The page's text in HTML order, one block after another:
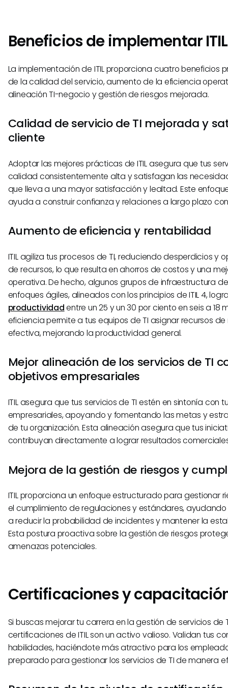
Beneficios de implementar ITIL
La implementación de ITIL proporciona cuatro beneficios
de la calidad del servicio, aumento de la eficiencia
alineación TI-negocio y gestión de riesgos mejorada.
Calidad de servicio de TI mejorada y
cliente
Adoptar las mejores prácticas de ITIL asegura que tus
calidad consistentemente alta y satisfagan las
que lleva a una mayor satisfacción y lealtad. Este
ayuda a construir confianza y relaciones a largo plazo
Aumento de eficiencia y rentabilidad
ITIL agiliza tus procesos de TI, reduciendo desperdicios y
de recursos, lo que resulta en ahorros de costos y una
operativa. De hecho, algunos grupos de infraestructura
enfoques ágiles, alineados con los principios de ITIL 4,
productividadentre un 25 y un 30 por ciento en seis a 18
eficiencia permite a tus equipos de TI asignar recursos
efectiva, mejorando la productividad general.
Mejor alineación de los servicios de TI
objetivos empresariales
ITIL asegura que tus servicios de TI estén en sintonía con
empresariales, apoyando y fomentando las metas y
de tu organización. Esta alineación asegura que tus
contribuyan directamente a lograr resultados
Mejora de la gestión de riesgos y
ITIL proporciona un enfoque estructurado para gestionar
el cumplimiento de regulaciones y estándares,
a reducir la probabilidad de incidentes y mantener la
Esta postura proactiva sobre la gestión de riesgos
amenazas potenciales.
Certificaciones y capacitación
Si buscas mejorar tu carrera en la gestión de servicios de
certificaciones de ITIL son un activo valioso. Validan tus
habilidades, haciéndote más atractivo para los
preparado para gestionar los servicios de TI de manera